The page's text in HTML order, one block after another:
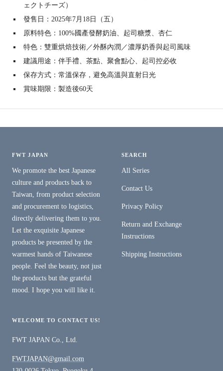
ェクトチーズ）
發售日：2025年7月18日（五）
原料特色：100%國產發酵奶油、起司糖漿、杏仁
特色：雙重烘焙技術／外酥內潤／濃厚奶香與起司風味
建議用途：伴手禮、茶點、聚會點心、起司控必收
保存方式：常溫保存，避免高溫與直射日光
賞味期限：製造後60天
FWT JAPAN
We promote the best Japanese
culture and products back to
Taiwan, from product selection
and procurement to logistics,
directly delivering them to you.
Let the exquisite Japanese
products be presented by the
warmest hands of Taiwanese
people. Feel the beauty, not just
the products but the grateful
mood. I hope you will like it.
SEARCH
All Series
Contact Us
Privacy Policy
Return and Exchange
Instructions
Shipping Instructions
WELCOME TO CONTACT US!
FWT JAPAN Co., Ltd.
FWTJAPAN@gmail.com